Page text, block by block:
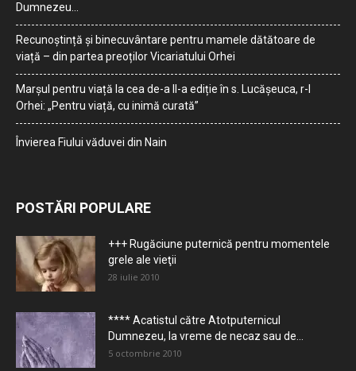
Dumnezeu…
Recunoștință și binecuvântare pentru mamele dătătoare de
viață – din partea preoților Vicariatului Orhei
Marșul pentru viață la cea de-a II-a ediție în s. Lucășeuca, r-l
Orhei: „Pentru viață, cu inimă curată”
Învierea Fiului văduvei din Nain
POSTĂRI POPULARE
+++ Rugăciune puternică pentru momentele
grele ale vieţii
28 iulie 2010
**** Acatistul către Atotputernicul
Dumnezeu, la vreme de necaz sau de...
5 octombrie 2010